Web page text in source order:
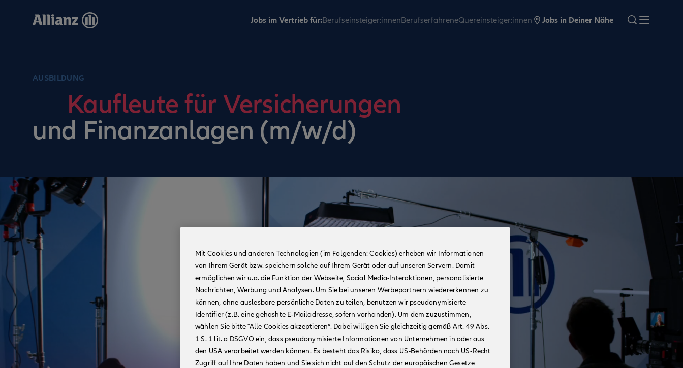
Jobs im Vertrieb für:Berufseinsteiger:innenBerufserfahreneQuereinsteiger:innen Jobs in Deiner Nähe search
AUSBILDUNG
Kaufleute für Versicherungen
und Finanzanlagen (m/w/d)
Mit Cookies und anderen Technologien (im Folgenden: Cookies) erheben wir Informationen
von Ihrem Gerät bzw. speichern solche auf Ihrem Gerät oder auf unseren Servern. Damit
ermöglichen wir u.a. die Funktion der Webseite, Social Media-Interaktionen, personalisierte
Nachrichten, Werbung und Analysen. Um Sie bei unseren Werbepartnern wiedererkennen zu
können, ohne auslesbare persönliche Daten zu teilen, benutzen wir pseudonymisierte
Identifier (z.B. eine gehashte E-Mailadresse, sofern vorhanden). Um dem zuzustimmen,
wählen Sie bitte "Alle Cookies akzeptieren“. Dabei willigen Sie gleichzeitig gemäß Art. 49 Abs.
1 S. 1 lit. a DSGVO ein, dass pseudonymisierte Informationen von Unternehmen in oder aus
den USA verarbeitet werden können. Es besteht das Risiko, dass US-Behörden nach US-Recht
Zugriff auf Ihre Daten haben und Sie sich nicht auf den Schutz der europäischen Gesetze